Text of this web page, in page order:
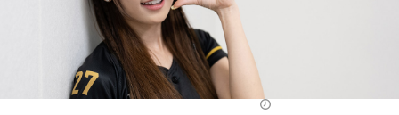
地域
教育・育児
リサーチ